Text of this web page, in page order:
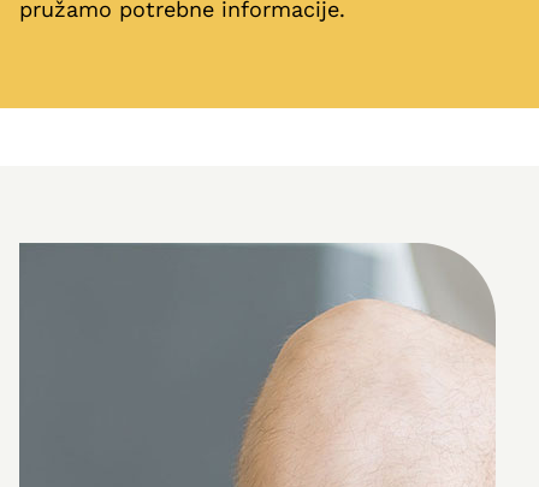
pružamo potrebne informacije.